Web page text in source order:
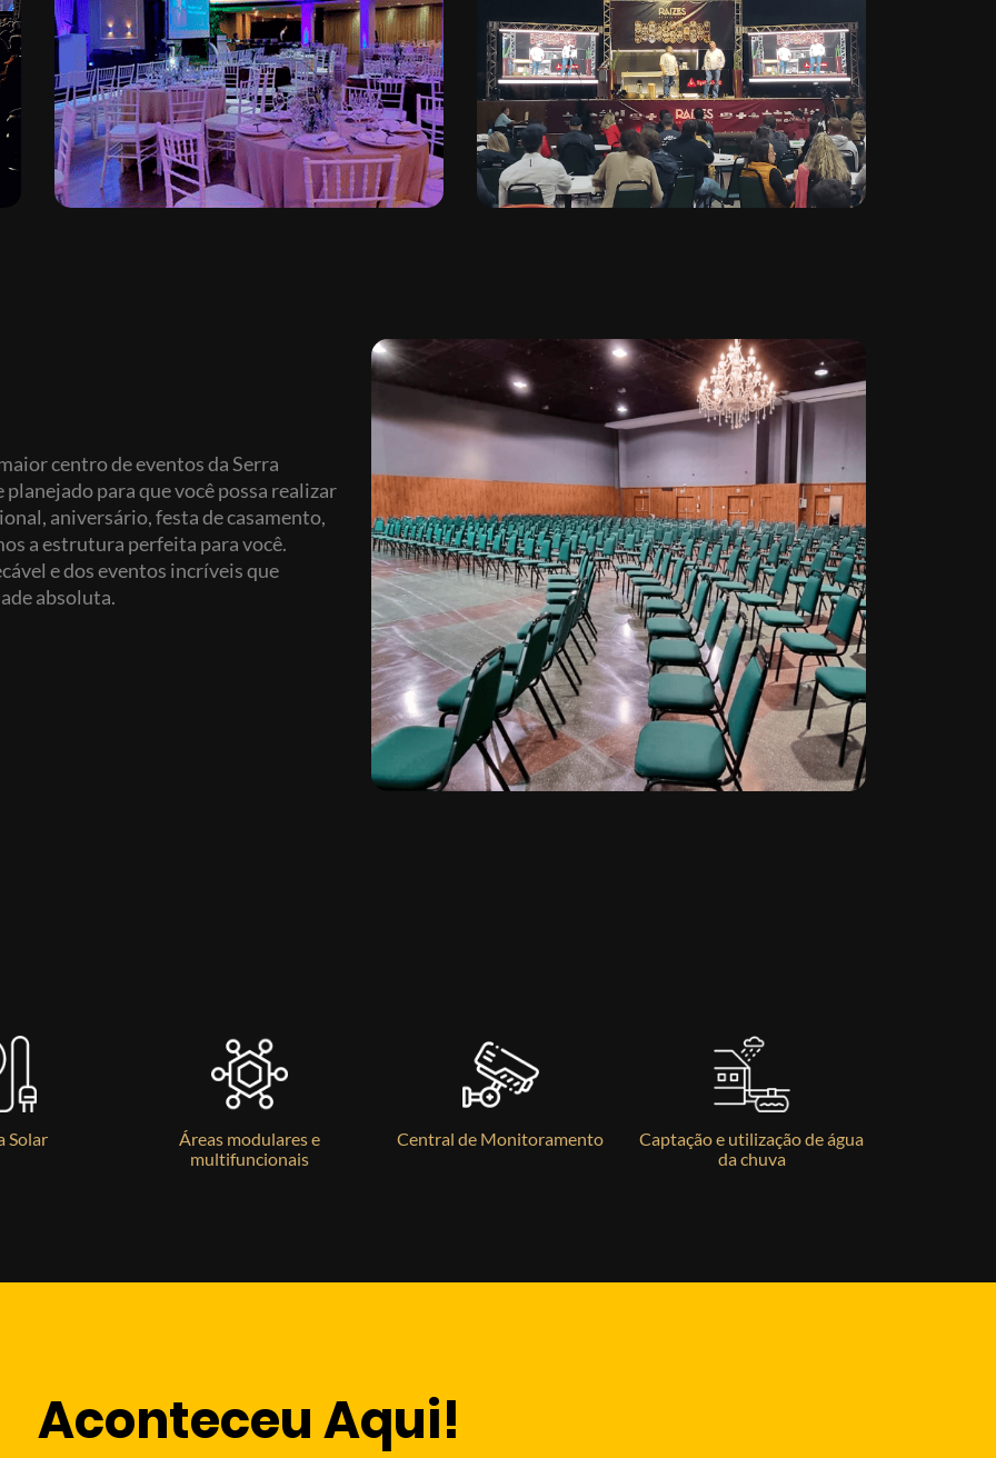
centro de eventos da Serra
para que você possa realizar
aniversário, festa de casamento,
a estrutura perfeita para você.
e dos eventos incríveis que
absoluta.
Solar
Áreas modulares e
multifuncionais
Central de Monitoramento
Captação e utilização de água
da chuva
Aconteceu Aqui!